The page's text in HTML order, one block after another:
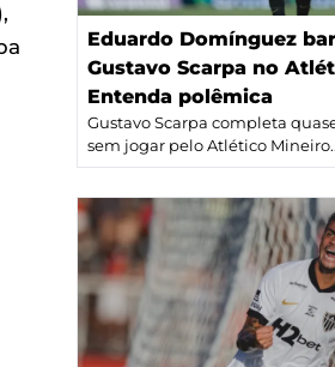
Eduardo Domínguez
Gustavo Scarpa no
Entenda polêmica
Gustavo Scarpa completa
sem jogar pelo Atlético